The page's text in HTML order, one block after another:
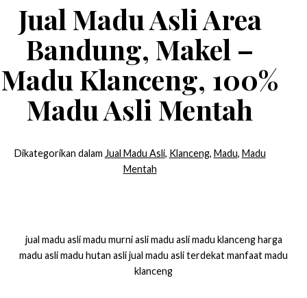
Jual Madu Asli Area
Bandung, Makel –
Madu Klanceng, 100%
Madu Asli Mentah
Dikategorikan dalam Jual Madu Asli, Klanceng, Madu, Madu
Mentah
jual madu asli madu murni asli madu asli madu klanceng harga
madu asli madu hutan asli jual madu asli terdekat manfaat madu
klanceng